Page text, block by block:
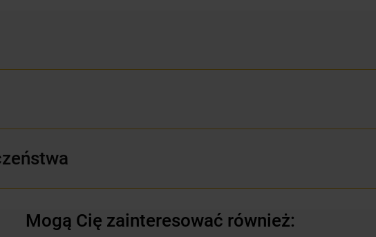
Mogą Cię zainteresować również: